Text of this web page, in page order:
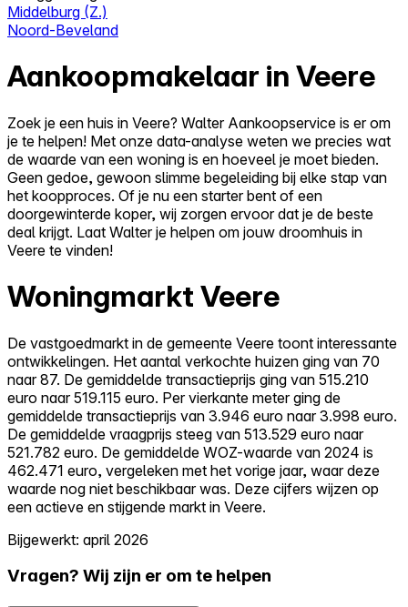
Middelburg (Z.)
Noord-Beveland
Aankoopmakelaar in Veere
Zoek je een huis in Veere? Walter Aankoopservice is er om
je te helpen! Met onze data-analyse weten we precies wat
de waarde van een woning is en hoeveel je moet bieden.
Geen gedoe, gewoon slimme begeleiding bij elke stap van
het koopproces. Of je nu een starter bent of een
doorgewinterde koper, wij zorgen ervoor dat je de beste
deal krijgt. Laat Walter je helpen om jouw droomhuis in
Veere te vinden!
Woningmarkt Veere
De vastgoedmarkt in de gemeente Veere toont interessante
ontwikkelingen. Het aantal verkochte huizen ging van 70
naar 87. De gemiddelde transactieprijs ging van 515.210
euro naar 519.115 euro. Per vierkante meter ging de
gemiddelde transactieprijs van 3.946 euro naar 3.998 euro.
De gemiddelde vraagprijs steeg van 513.529 euro naar
521.782 euro. De gemiddelde WOZ-waarde van 2024 is
462.471 euro, vergeleken met het vorige jaar, waar deze
waarde nog niet beschikbaar was. Deze cijfers wijzen op
een actieve en stijgende markt in Veere.
Bijgewerkt: april 2026
Vragen? Wij zijn er om te helpen